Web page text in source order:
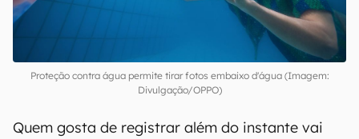
Proteção contra água permite tirar fotos embaixo d'água (Imagem:
Divulgação/OPPO)
Quem gosta de registrar além do instante vai